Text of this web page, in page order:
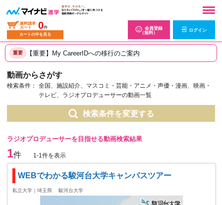
資料請求
カート
0件
カートの中を見る
会員登録
（無料）
ログイン
重要 【重要】My CareerIDへの移行のご案内
動画からさがす
検索条件：
全国、施設紹介、マスコミ・芸能・アニメ・声優・漫画、映画・
テレビ、ラジオプロデューサーの動画一覧
検索条件を変更する
ラジオプロデューサーを目指せる動画検索結果
1件 1-1件を表示
WEBでわかる駿河台大学キャンパスツアー
私立大学｜埼玉県 駿河台大学